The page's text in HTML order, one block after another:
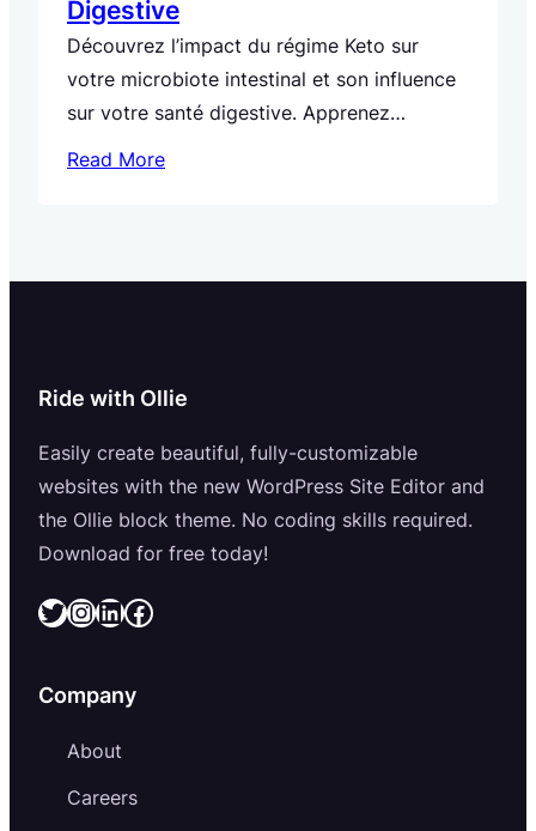
Digestive
Découvrez l’impact du régime Keto sur
votre microbiote intestinal et son influence
sur votre santé digestive. Apprenez
Read More
Ride with Ollie
Easily create beautiful, fully-customizable
websites with the new WordPress Site Editor and
the Ollie block theme. No coding skills required.
Download for free today!
Twitter InstagramLinkedIn Facebook
Company
About
Careers